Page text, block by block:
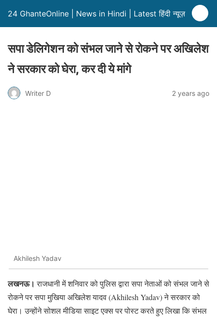
24 GhanteOnline | News in Hindi | Latest हिंदी न्यूज़
सपा डेलिगेशन को संभल जाने से रोकने पर अखिलेश
ने सरकार को घेरा, कर दी ये मांगे
Writer D 2 years ago
Akhilesh Yadav
लखनऊ। राजधानी में शनिवार को पुलिस द्वारा सपा नेताओं को संभल जाने से
रोकने पर सपा मुखिया अखिलेश यादव (Akhilesh Yadav) ने सरकार को
घेरा। उन्होंने सोशल मीडिया साइट एक्स पर पोस्ट करते हुए लिखा कि संभल